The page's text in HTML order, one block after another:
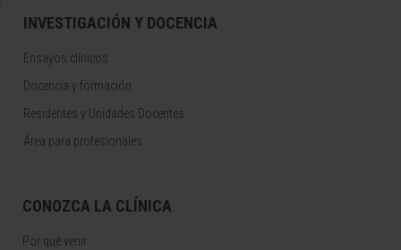
INVESTIGACIÓN Y DOCENCIA
Ensayos clínicos
Docencia y formación
Residentes y Unidades Docentes
Área para profesionales
CONOZCA LA CLÍNICA
Por qué venir